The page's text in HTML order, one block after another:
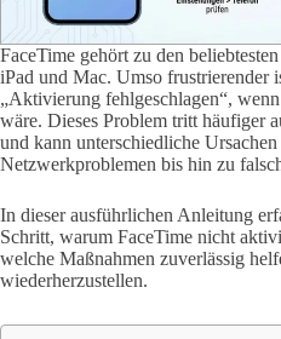
FaceTime gehört zu den
iPad und Mac. Umso frustrierender
„Aktivierung fehlgeschlagen“,
wäre. Dieses Problem tritt häufiger
und kann unterschiedliche
Netzwerkproblemen bis hin zu
In dieser ausführlichen Anleitung
Schritt, warum FaceTime nicht
welche Maßnahmen zuverlässig
wiederherzustellen.